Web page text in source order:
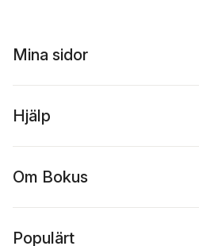
Mina sidor
Hjälp
Om Bokus
Populärt